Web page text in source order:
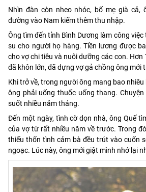
Nhìn đàn còn nheo nhóc, bố mẹ già cả,
đường vào Nam kiếm thêm thu nhập.
Ông tìm đến tỉnh Bình Dương làm công
su cho người họ hàng. Tiền lương được
cho vợ chi tiêu và nuôi dưỡng các con. Hơn
đã khôn lớn, đã dựng vợ gả chồng ông mới
Khi trở về, trong người ông mang bao
ông phải uống thuốc uống thang.
suốt nhiều năm tháng.
Đến một ngày, tình cờ dọn nhà, ông Quế
của vợ từ rất nhiều năm về trước. Trong
thiếu thốn tình cảm bà đều trút vào cuốn
ngoạc. Lúc này, ông mới giật mình nhớ lại